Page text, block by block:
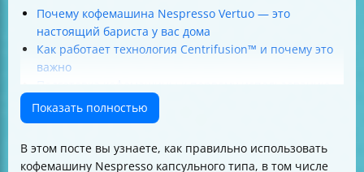
Почему кофемашина Nespresso Vertuo — это
настоящий бариста у вас дома
Как работает технология Centrifusion™ и почему это
важно
Как приготовить кофе в кофемашине Nespresso
Vertuo
Какие капсулы подходят для Nespresso Vertuo
Показать полностью
В этом посте вы узнаете, как правильно использовать
кофемашину Nespresso капсульного типа, в том числе